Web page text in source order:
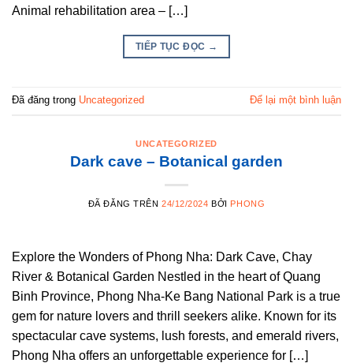
Animal rehabilitation area – […]
TIẾP TỤC ĐỌC →
Đã đăng trong Uncategorized Để lại một bình luận
UNCATEGORIZED
Dark cave – Botanical garden
ĐÃ ĐĂNG TRÊN24/12/2024 BỞI PHONG
Explore the Wonders of Phong Nha: Dark Cave, Chay
River & Botanical Garden Nestled in the heart of Quang
Binh Province, Phong Nha-Ke Bang National Park is a true
gem for nature lovers and thrill seekers alike. Known for its
spectacular cave systems, lush forests, and emerald rivers,
Phong Nha offers an unforgettable experience for […]